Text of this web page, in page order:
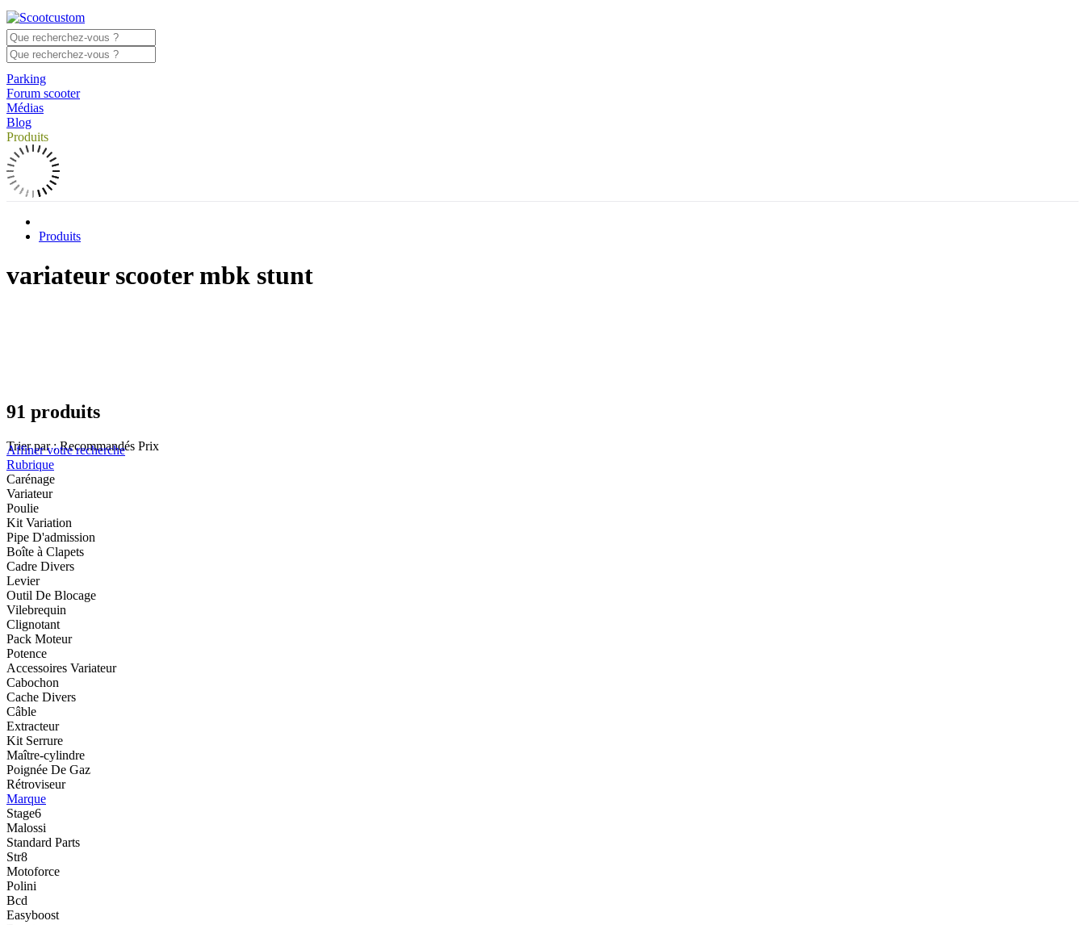
Parking
Forum scooter
Médias
Blog
Produits
Produits
variateur scooter mbk stunt
91 produits
Trier par : Recommandés Prix
Affiner votre recherche
Rubrique
Carénage
Variateur
Poulie
Kit Variation
Pipe D'admission
Boîte à Clapets
Cadre Divers
Levier
Outil De Blocage
Vilebrequin
Clignotant
Pack Moteur
Potence
Accessoires Variateur
Cabochon
Cache Divers
Câble
Extracteur
Kit Serrure
Maître-cylindre
Poignée De Gaz
Rétroviseur
Marque
Stage6
Malossi
Standard Parts
Str8
Motoforce
Polini
Bcd
Easyboost